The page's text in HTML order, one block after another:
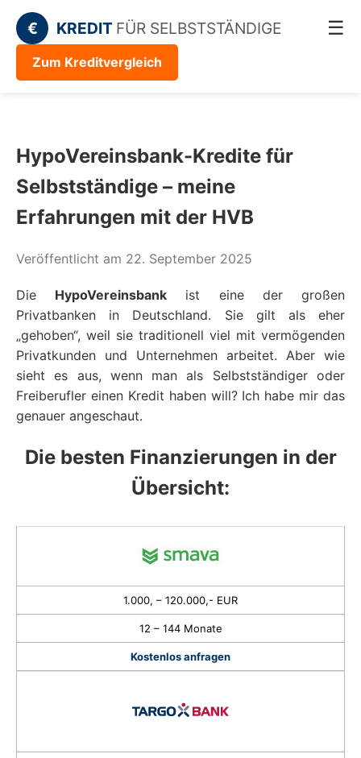
€ KREDIT FÜR SELBSTSTÄNDIGE ☰
Zum Kreditvergleich
HypoVereinsbank-Kredite für
Selbstständige – meine
Erfahrungen mit der HVB
Veröffentlicht am 22. September 2025
Die HypoVereinsbank ist eine der großen
Privatbanken in Deutschland. Sie gilt als eher
„gehoben“, weil sie traditionell viel mit vermögenden
Privatkunden und Unternehmen arbeitet. Aber wie
sieht es aus, wenn man als Selbstständiger oder
Freiberufler einen Kredit haben will? Ich habe mir das
genauer angeschaut.
Die besten Finanzierungen in der
Übersicht:
1.000, – 120.000,- EUR
12 – 144 Monate
Kostenlos anfragen